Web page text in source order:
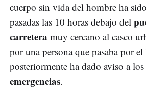
cuerpo sin vida del hombre ha
pasadas las 10 horas debajo del
carretera muy cercano al casco
por una persona que pasaba por
posteriormente ha dado aviso a los
emergencias.